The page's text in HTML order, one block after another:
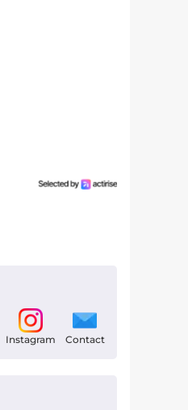
Instagram Contact